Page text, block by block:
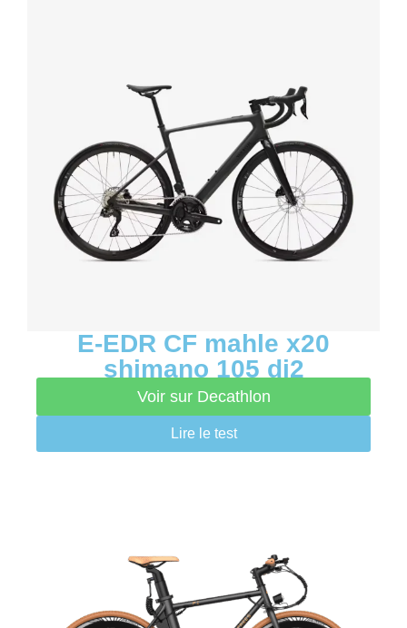
E-EDR CF mahle x20
shimano 105 di2
Voir sur Decathlon
Lire le test